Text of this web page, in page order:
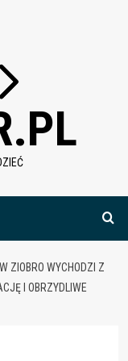
ZIOBRO WYCHODZI Z
I OBRZYDLIWE